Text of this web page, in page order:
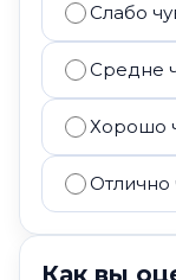
Слабо
Средне
Хорошо
Отлично
Как вы